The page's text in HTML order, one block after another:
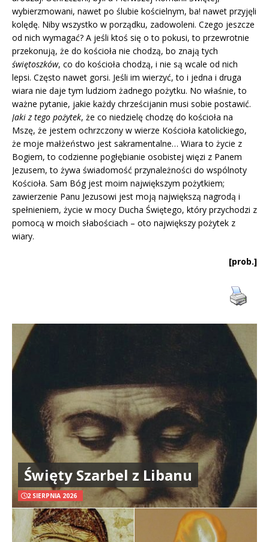
wybierzmowani, nawet po ślubie kościelnym, ba! nawet przyjęli
kolędę. Niby wszystko w porządku, zadowoleni. Czego jeszcze
od nich wymagać? A jeśli ktoś się o to pokusi, to przewrotnie
przekonują, że do kościoła nie chodzą, bo znają tych
świętoszków, co do kościoła chodzą, i nie są wcale od nich
lepsi. Często nawet gorsi. Jeśli im wierzyć, to i jedna i druga
wiara nie daje tym ludziom żadnego pożytku. No właśnie, to
ważne pytanie, jakie każdy chrześcijanin musi sobie postawić.
Jaki z tego pożytek, że co niedzielę chodzę do kościoła na
Mszę, że jestem ochrzczony w wierze Kościoła katolickiego,
że moje małżeństwo jest sakramentalne… Wiara to życie z
Bogiem, to codzienne pogłębianie osobistej więzi z Panem
Jezusem, to żywa świadomość przynależności do wspólnoty
Kościoła. Sam Bóg jest moim największym pożytkiem;
zawierzenie Panu Jezusowi jest moją największą nagrodą i
spełnieniem, życie w mocy Ducha Świętego, który przychodzi z
pomocą w moich słabościach – oto największy pożytek z
wiary.
[prob.]
Święty Szarbel z Libanu
2 SIERPNIA 2026